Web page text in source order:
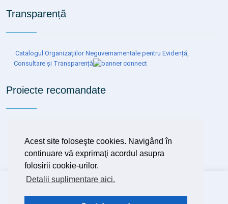
Acest site foloseşte cookies. Navigând în
continuare vă exprimaţi acordul asupra
folosirii cookie-urilor.
Detalii suplimentare aici.
Transparență
Catalogul Organizațiilor Neguvernamentale pentru Evidență,
Consultare și Transparență
Proiecte recomandate
diagnostic și tratament precoce al tuberculozei, inclusiv al
tuberculozei latente
Copyright © 2026 Spitalul Clinic de Boli Infecțioase și